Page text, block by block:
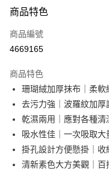
信用卡一次付款
超商取貨付款
Apple Pay
街口支付
悠遊付
AFTEE先享後付
相關說明
商品特色
商品編號
4669165
商品特色
珊瑚絨加厚抹布｜柔
去污力強｜波羅紋加厚
乾濕兩用｜應對各種清
吸水性佳｜一次吸取
掛孔設計方便懸掛｜
清新素色大方美觀｜百